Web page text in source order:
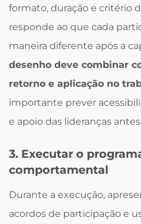
formato, duração e critério
responde ao que cada
maneira diferente após a
desenho deve combinar
retorno e aplicação no
importante prever
e apoio das lideranças
3. Executar o
comportamental
Durante a execução,
acordos de participação e